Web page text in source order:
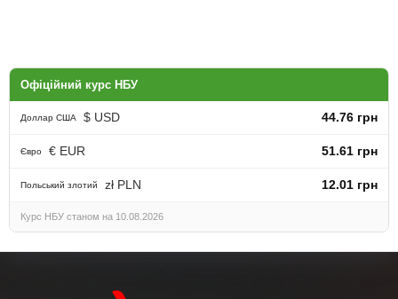
Офіційний курс НБУ
Доллар США $ USD 44.76 грн
Євро € EUR 51.61 грн
Польський злотий zł PLN 12.01 грн
Курс НБУ станом на 10.08.2026